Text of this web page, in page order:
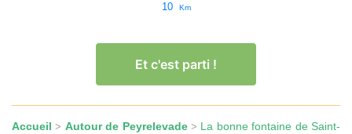
10 Km
Et c'est parti !
Accueil > Autour de Peyrelevade> La bonne fontaine de Saint-